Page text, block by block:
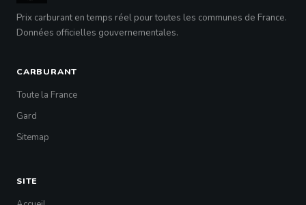
Prix carburant en temps réel pour toutes les communes de France.
Données officielles gouvernementales.
CARBURANT
Toute la France
Gard
Sitemap
SITE